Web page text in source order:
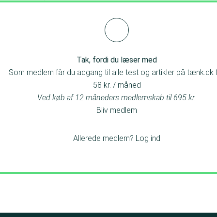
Tak, fordi du læser med
Som medlem får du adgang til alle test og artikler på tænk.dk
58 kr. / måned
Ved køb af 12 måneders medlemskab til 695 kr.
Bliv medlem
Allerede medlem? Log ind